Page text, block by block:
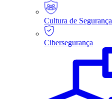
Cultura de Segurança
Cibersegurança